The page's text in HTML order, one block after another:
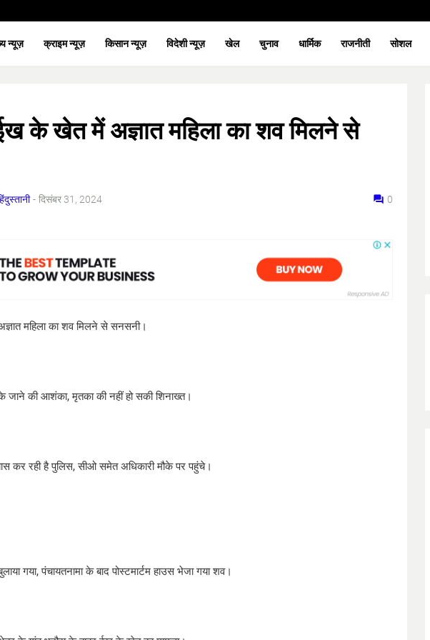
न्यूज़ क्राइम न्यूज़ किसान न्यूज़ विदेशी न्यूज़ खेल चुनाव धार्मिक राजनीती सोशल
के खेत में अज्ञात महिला का शव मिलने से
- दिसंबर 31, 2024 0
महिला का शव मिलने से सनसनी।
की आशंका, मृतका की नहीं हो सकी शिनाख्त।
कर रही है पुलिस, सीओ समेत अधिकारी मौके पर पहुंचे।
गया, पंचायतनामा के बाद पोस्टमार्टम हाउस भेजा गया शव।